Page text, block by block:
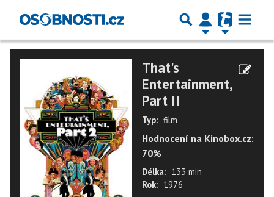
That's
Entertainment,
Part II
Typ: film
Hodnocení na Kinobox.cz:
70%
Délka: 133 min
Rok: 1976